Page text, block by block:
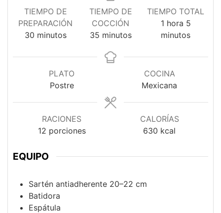
TIEMPO DE
PREPARACIÓN
30minutos
minutos
TIEMPO DE
COCCIÓN
35minutos
minutos
TIEMPO TOTAL
1hora
hora 5minutos
minutos
PLATO
Postre
COCINA
Mexicana
RACIONES
12 porciones
CALORÍAS
630 kcal
EQUIPO
Sartén antiadherente 20–22 cm
Batidora
Espátula